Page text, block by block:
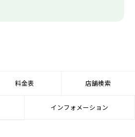
料金表 店舗検索
インフォメーション